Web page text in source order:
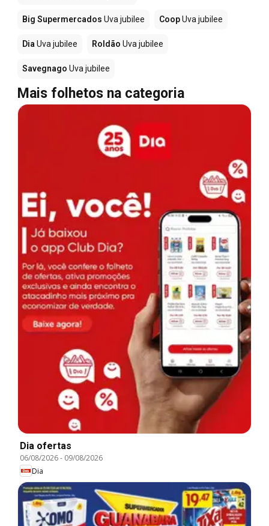
Big Supermercados Uva jubilee CoopUva jubilee
Dia Uva jubilee Roldão Uva jubilee
Savegnago Uva jubilee
Mais folhetos na categoria
Dia ofertas
06/08/2026- 09/08/2026
Dia